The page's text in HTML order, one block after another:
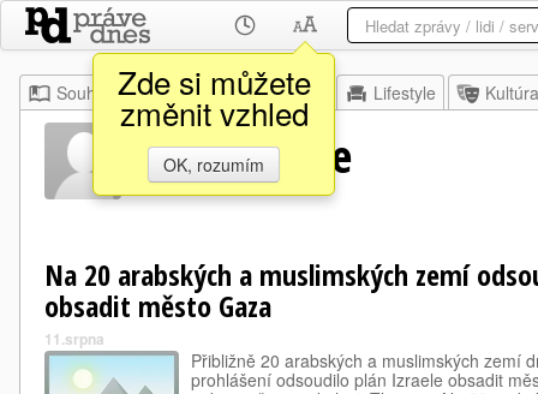
Zde si můžete
změnit vzhled
OK, rozumím
Souhrn Moje Z domova Lifestyle Kultúra
Badr Abdale
Na 20 arabských a muslimských zemí
obsadit město Gaza
11.srpna
Přibližně 20 arabských a muslimských zemí
prohlášení odsoudilo plán Izraele obsadit